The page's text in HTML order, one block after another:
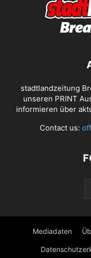
stadtlandzeitung
unseren PRINT
informieren über
Contact us:
Mediadaten